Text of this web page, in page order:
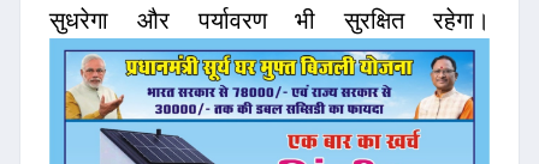
सुधरेगा और पर्यावरण भी सुरक्षित रहेगा।